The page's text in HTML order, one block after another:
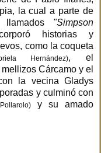
la cual a parte de
"Simpson
historias y
como la coqueta
Hernández), el
Cárcamo y el
la vecina Gladys
y culminó con
y su amado